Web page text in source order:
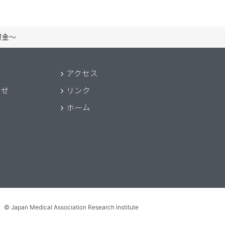
〜
アクセス
リンク
ホーム
© Japan Medical Association Research Institute